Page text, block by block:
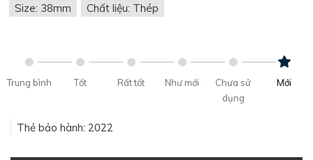
Size: 38mm Chất liệu: Thép
Trung bình Tốt Rất tốt Như mới
Chưa sử
dụng
Mới
Thẻ bảo hành: 2022